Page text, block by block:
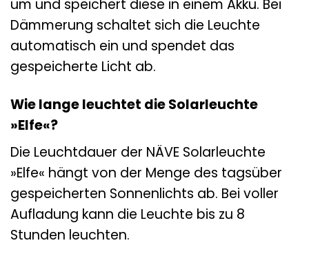
um und speichert diese in einem Akku. Bei
Dämmerung schaltet sich die Leuchte
automatisch ein und spendet das
gespeicherte Licht ab.
Wie lange leuchtet die Solarleuchte
»Elfe«?
Die Leuchtdauer der NÄVE Solarleuchte
»Elfe« hängt von der Menge des tagsüber
gespeicherten Sonnenlichts ab. Bei voller
Aufladung kann die Leuchte bis zu 8
Stunden leuchten.